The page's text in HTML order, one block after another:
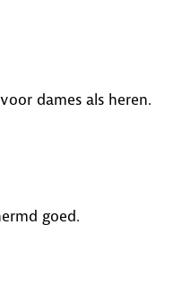
dames als heren.
goed.